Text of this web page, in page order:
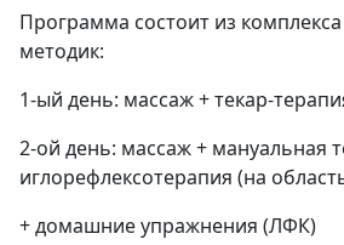
Программа состоит из
методик:
1-ый день: массаж + текар-
2-ой день: массаж + мануальная
иглорефлексотерапия (на
+ домашние упражнения (ЛФК)